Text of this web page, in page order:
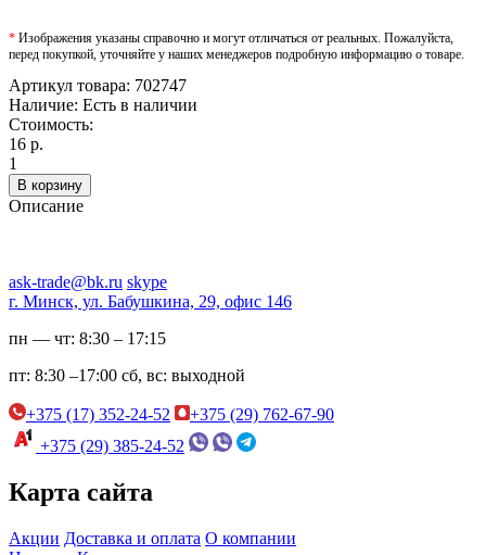
* Изображения указаны справочно и могут отличаться от реальных. Пожалуйста,
перед покупкой, уточняйте у наших менеджеров подробную информацию о товаре.
Артикул товара: 702747
Наличие: Есть в наличии
Стоимость:
16 р.
1
В корзину
Описание
ask-trade@bk.ru skype
г. Минск, ул. Бабушкина, 29, офис 146
пн — чт: 8:30 – 17:15
пт: 8:30 –17:00 сб, вс: выходной
+375 (17) 352-24-52
+375 (29) 762-67-90
+375 (29) 385-24-52
Карта сайта
Акции Доставка и оплата О компании